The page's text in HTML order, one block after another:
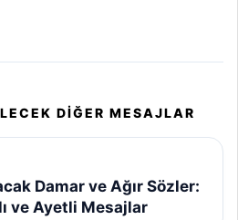
DIĞER MESAJLAR
Damar ve Ağır Sözler:
ve Ayetli Mesajlar